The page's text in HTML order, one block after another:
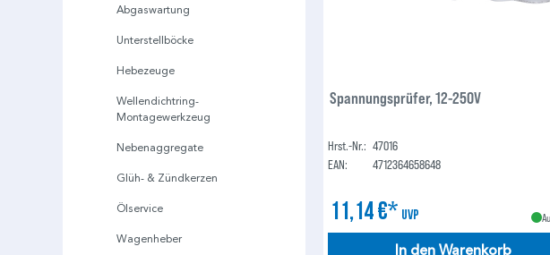
Abgaswartung
Unterstellböcke
Hebezeuge
Wellendichtring-
Montagewerkzeug
Nebenaggregate
Glüh- & Zündkerzen
Ölservice
Wagenheber
Spannungsprüfer, 12-250V
Hrst.-Nr.: 47016
EAN:
4712364658648
11,14 €* UVP
In den Warenkorb